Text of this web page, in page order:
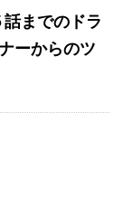
までのドラ
ーからのツ